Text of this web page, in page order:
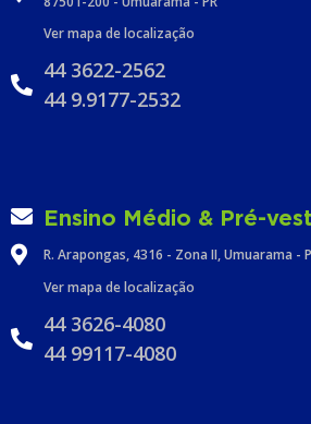
Ver mapa de localização
44 3622-2562
44 9.9177-2532
Ensino Médio & Pré-
R. Arapongas, 4316 - Zona II, Umuarama -
Ver mapa de localização
44 3626-4080
44 99117-4080